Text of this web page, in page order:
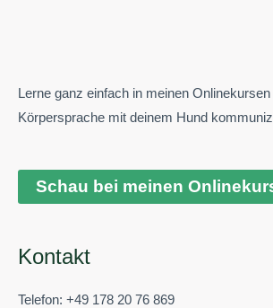
Lerne ganz einfach in meinen
Körpersprache mit deinem Hund
Schau bei meinen
Kontakt
Telefon: +49 178 20 76 869